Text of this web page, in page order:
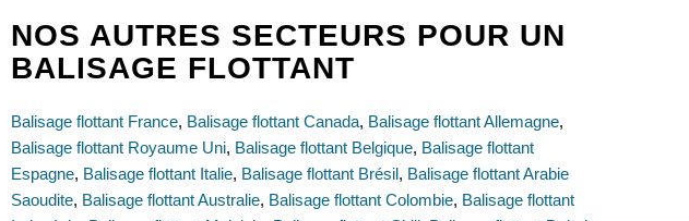
NOS AUTRES SECTEURS POUR UN
BALISAGE FLOTTANT
Balisage flottant France, Balisage flottant Canada, Balisage flottant Allemagne,
Balisage flottant Royaume Uni, Balisage flottant Belgique, Balisage flottant
Espagne, Balisage flottant Italie, Balisage flottant Brésil , Balisage flottant Arabie
Saoudite, Balisage flottant Australie, Balisage flottant Colombie, Balisage flottant